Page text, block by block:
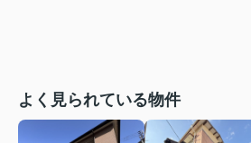
よく見られている物件